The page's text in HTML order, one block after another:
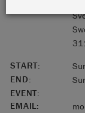
START:
END:
EVENT:
EMAIL: